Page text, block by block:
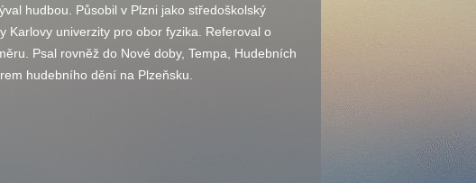
hudbou. Působil v Plzni jako středoškolský
Karlovy univerzity pro obor fyzika. Referoval o
Psal rovněž do Nové doby, Tempa, Hudebních
hudebního dění na Plzeňsku.